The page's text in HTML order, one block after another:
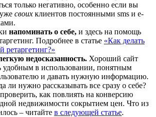
только негативно, особенно если вы
своих клиентов постоянными sms и e-
напоминать о себе, и здесь на помощь
Подробнее в статье «Как делать
ретаргетинг?»
недосказанность. Хороший сайт
удобным в использовании, понятным
и давать нужную информацию.
ли нужно рассказывать все сразу о себе?
как повлиять на конверсию
недвижимости сокрытием цен. Что из
– читайте в следующей статье.